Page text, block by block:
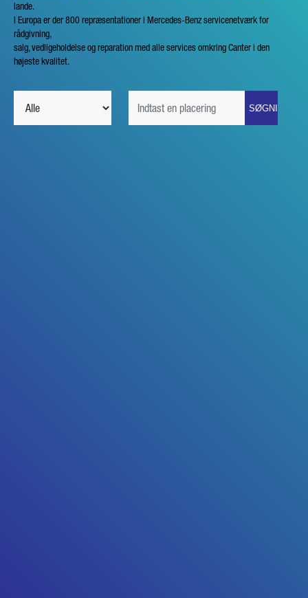
lande.
I Europa er der 800 repræsentationer i Mercedes-Benz servicenetværk for
rådgivning,
salg, vedligeholdelse og reparation med alle services omkring Canter i den
højeste kvalitet.